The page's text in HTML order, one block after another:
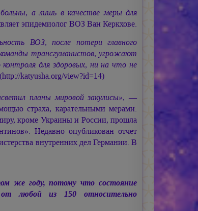
а лишь в качестве меры для
эпидемиолог ВОЗ Ван Керкхове.
ВОЗ, после потери главного
трансгуманистов, угрожают
для здоровых, ни на что не
katyusha.org/view?id=14)
планы мировой закулисы», —
страха, карательными мерами.
кроме Украины и России, прошла
Недавно опубликован отчёт
внутренних дел Германии. В
же году, потому что состояние
любой из 150 относительно